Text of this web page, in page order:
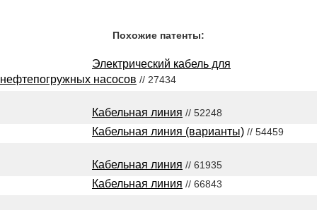
Похожие патенты:
Электрический кабель для
нефтепогружных насосов // 27434
Кабельная линия // 52248
Кабельная линия (варианты) // 54459
Кабельная линия // 61935
Кабельная линия // 66843